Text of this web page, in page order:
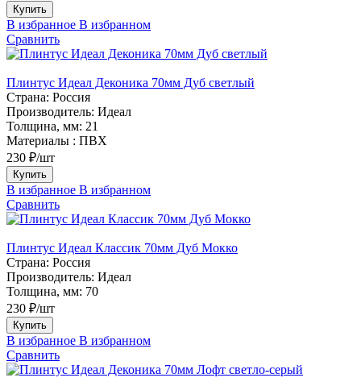
Купить
В избранное В избранном
Сравнить
Плинтус Идеал Деконика 70мм Дуб светлый
Страна: Россия
Производитель: Идеал
Толщина, мм: 21
Материалы : ПВХ
230 ₽/шт
Купить
В избранное В избранном
Сравнить
Плинтус Идеал Классик 70мм Дуб Мокко
Страна: Россия
Производитель: Идеал
Толщина, мм: 70
230 ₽/шт
Купить
В избранное В избранном
Сравнить